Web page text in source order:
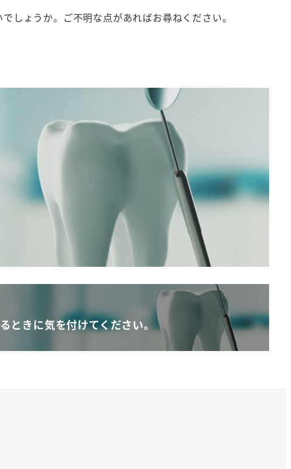
しょうか。ご不明な点があればお尋ねください。
ときに気を付けてください。